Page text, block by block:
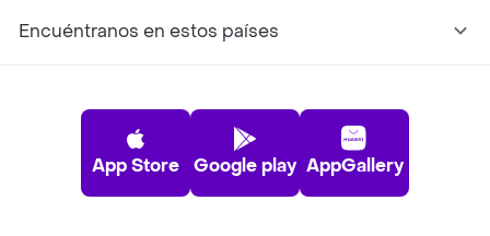
Encuéntranos en estos países
App Store Google play AppGallery